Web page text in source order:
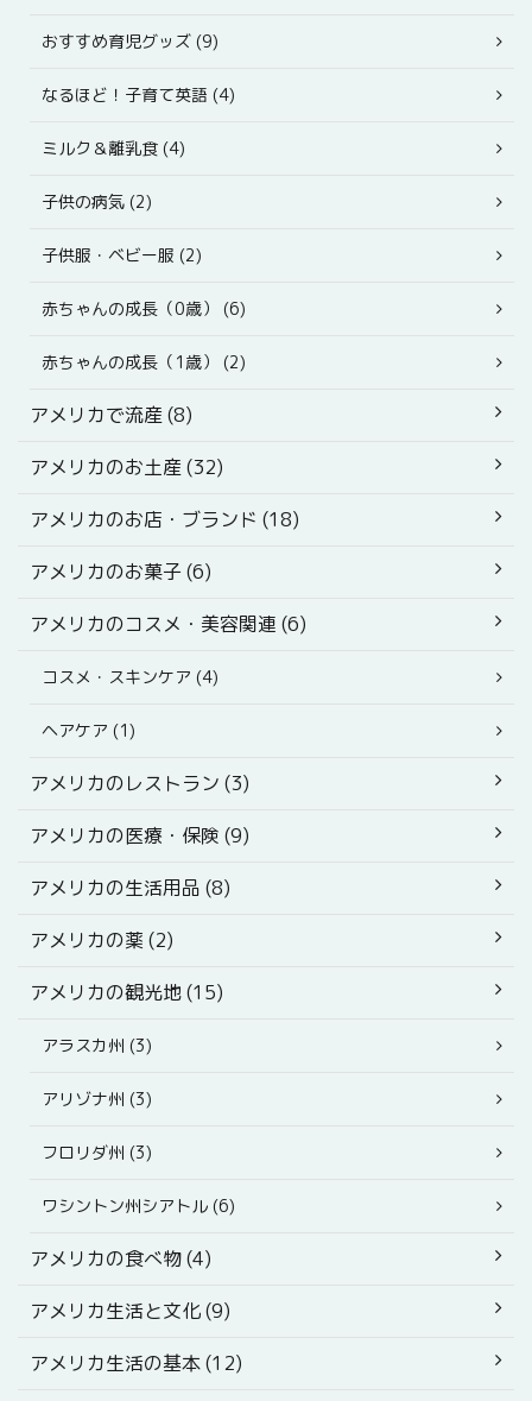
おすすめ育児グッズ (9)
なるほど！子育て英語 (4)
ミルク＆離乳食 (4)
子供の病気 (2)
子供服・ベビー服 (2)
赤ちゃんの成長（0歳） (6)
赤ちゃんの成長（1歳） (2)
アメリカで流産 (8)
アメリカのお土産 (32)
アメリカのお店・ブランド (18)
アメリカのお菓子 (6)
アメリカのコスメ・美容関連 (6)
コスメ・スキンケア (4)
ヘアケア (1)
アメリカのレストラン (3)
アメリカの医療・保険 (9)
アメリカの生活用品 (8)
アメリカの薬 (2)
アメリカの観光地 (15)
アラスカ州 (3)
アリゾナ州 (3)
フロリダ州 (3)
ワシントン州シアトル (6)
アメリカの食べ物 (4)
アメリカ生活と文化 (9)
アメリカ生活の基本 (12)